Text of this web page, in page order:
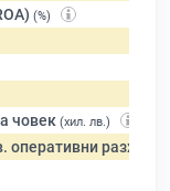
(%)
човек (хил. лв.)
оперативни разходи